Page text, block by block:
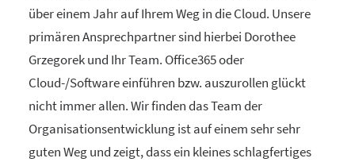
über einem Jahr auf Ihrem Weg in die Cloud. Unsere
primären Ansprechpartner sind hierbei Dorothee
Grzegorek und Ihr Team. Office365 oder
Cloud-/Software einführen bzw. auszurollen glückt
nicht immer allen. Wir finden das Team der
Organisationsentwicklung ist auf einem sehr sehr
guten Weg und zeigt, dass ein kleines schlagfertiges